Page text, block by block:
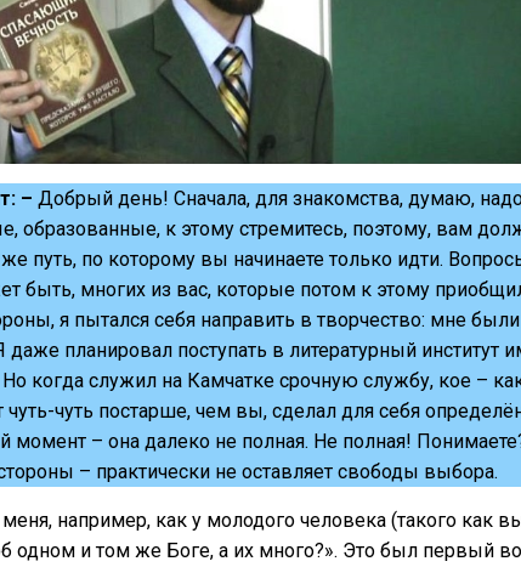
– Добрый день! Сначала, для знакомства, думаю,
образованные, к этому стремитесь, поэтому, вам
путь, по которому вы начинаете только идти.
быть, многих из вас, которые потом к этому
я пытался себя направить в творчество: мне
даже планировал поступать в литературный
когда служил на Камчатке срочную службу, кое –
чуть-чуть постарше, чем вы, сделал для себя
момент – она далеко не полная. Не полная!
– практически не оставляет свободы выбора.
меня, например, как у молодого человека (такого
одном и том же Боге, а их много?». Это был первый